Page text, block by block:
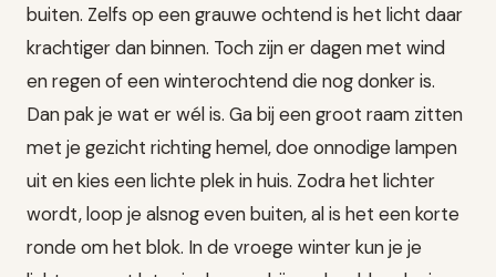
buiten. Zelfs op een grauwe ochtend is het licht daar
krachtiger dan binnen. Toch zijn er dagen met wind
en regen of een winterochtend die nog donker is.
Dan pak je wat er wél is. Ga bij een groot raam zitten
met je gezicht richting hemel, doe onnodige lampen
uit en kies een lichte plek in huis. Zodra het lichter
wordt, loop je alsnog even buiten, al is het een korte
ronde om het blok. In de vroege winter kun je je